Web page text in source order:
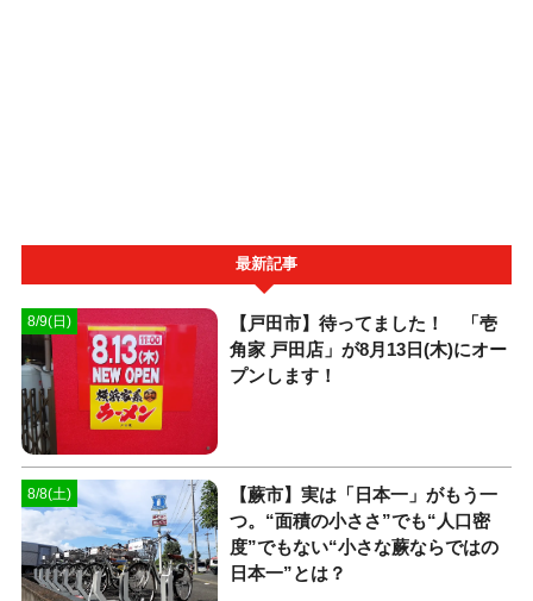
最新記事
8/9(日)
【戸田市】待ってました！ 「壱
角家 戸田店」が8月13日(木)にオー
プンします！
8/8(土)
【蕨市】実は「日本一」がもう一
つ。“面積の小ささ”でも“人口密
度”でもない“小さな蕨ならではの
日本一”とは？